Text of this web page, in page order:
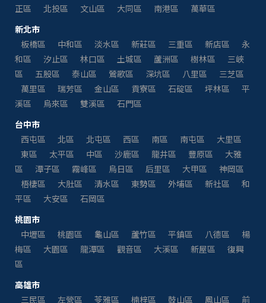
正區
北投區 文山區 大同區 南港區
萬華區
新北市
板橋區
中和區 淡水區 新莊區 三重區 新店區
永
和區
汐止區 林口區 土城區 蘆洲區 樹林區
三峽
區
五股區 泰山區 鶯歌區 深坑區 八里區
三芝區
萬里區
瑞芳區 金山區 貢寮區 石碇區 坪林區
平
溪區
烏來區 雙溪區
石門區
台中市
西屯區
北區 北屯區 西區 南區 南屯區
大里區
東區
太平區 中區 沙鹿區 龍井區 豐原區
大雅
區
潭子區 霧峰區 烏日區 后里區 大甲區
神岡區
梧棲區
大肚區 清水區 東勢區 外埔區 新社區
和
平區
大安區
石岡區
桃園市
中壢區
桃園區 龜山區 蘆竹區 平鎮區 八德區
楊
梅區
大園區 龍潭區 觀音區 大溪區 新屋區
復興
區
高雄市
三民區
左營區 苓雅區 楠梓區 鼓山區 鳳山區 前